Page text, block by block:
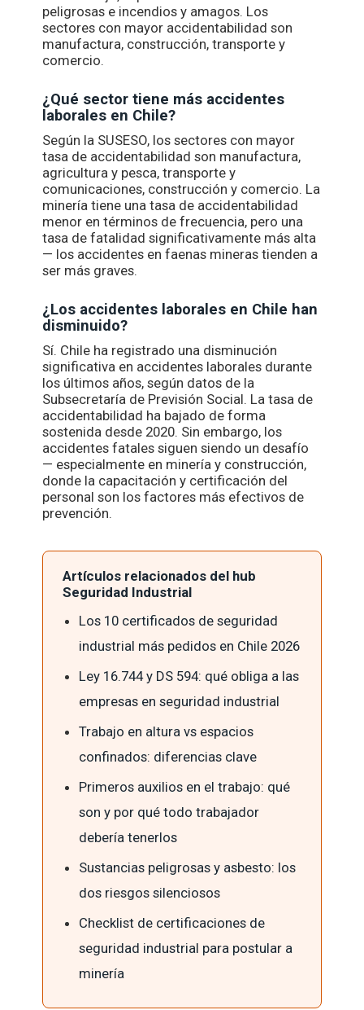
peligrosas e incendios y amagos. Los
sectores con mayor accidentabilidad son
manufactura, construcción, transporte y
comercio.
¿Qué sector tiene más accidentes
laborales en Chile?
Según la SUSESO, los sectores con mayor
tasa de accidentabilidad son manufactura,
agricultura y pesca, transporte y
comunicaciones, construcción y comercio. La
minería tiene una tasa de accidentabilidad
menor en términos de frecuencia, pero una
tasa de fatalidad significativamente más alta
— los accidentes en faenas mineras tienden a
ser más graves.
¿Los accidentes laborales en Chile han
disminuido?
Sí. Chile ha registrado una disminución
significativa en accidentes laborales durante
los últimos años, según datos de la
Subsecretaría de Previsión Social. La tasa de
accidentabilidad ha bajado de forma
sostenida desde 2020. Sin embargo, los
accidentes fatales siguen siendo un desafío
— especialmente en minería y construcción,
donde la capacitación y certificación del
personal son los factores más efectivos de
prevención.
Artículos relacionados del hub
Seguridad Industrial
Los 10 certificados de seguridad
industrial más pedidos en Chile 2026
Ley 16.744 y DS 594: qué obliga a las
empresas en seguridad industrial
Trabajo en altura vs espacios
confinados: diferencias clave
Primeros auxilios en el trabajo: qué
son y por qué todo trabajador
debería tenerlos
Sustancias peligrosas y asbesto: los
dos riesgos silenciosos
Checklist de certificaciones de
seguridad industrial para postular a
minería